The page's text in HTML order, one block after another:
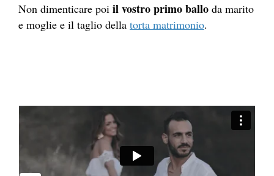
Non dimenticare poi il vostro primo ballo da marito
e moglie e il taglio della torta matrimonio.